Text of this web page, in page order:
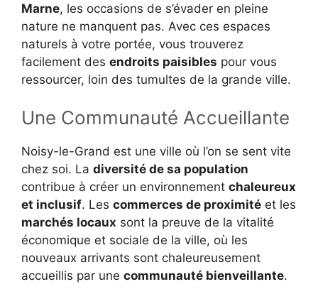
Marne, les occasions de s’évader en pleine
nature ne manquent pas. Avec ces espaces
naturels à votre portée, vous trouverez
facilement des endroits paisibles pour vous
ressourcer, loin des tumultes de la grande ville.
Une Communauté Accueillante
Noisy-le-Grand est une ville où l’on se sent vite
chez soi. La diversité de sa population
contribue à créer un environnement chaleureux
et inclusif. Les commerces de proximité et les
marchés locaux sont la preuve de la vitalité
économique et sociale de la ville, où les
nouveaux arrivants sont chaleureusement
accueillis par une communauté bienveillante.